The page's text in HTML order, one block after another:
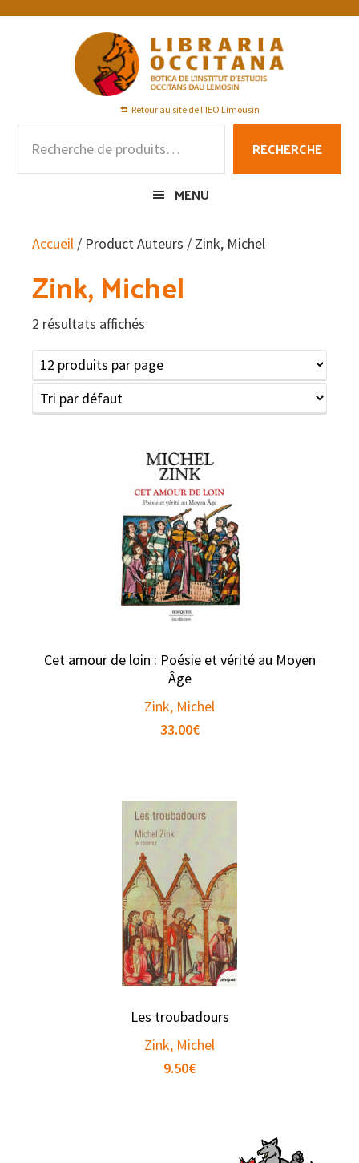
Passer
Passer
Passer
Retour au site de l'IEO Limousin
pour :
RECHERCHE
MENU
Accueil / Product Auteurs / Zink, Michel
Zink, Michel
2 résultats affichés
Cet amour de loin : Poésie et vérité au Moyen
Âge
Zink, Michel
33.00€
Les troubadours
Zink, Michel
9.50€